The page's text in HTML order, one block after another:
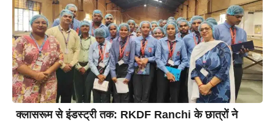
क्लासरूम से इंडस्ट्री तक: RKDF Ranchi के छात्रों ने